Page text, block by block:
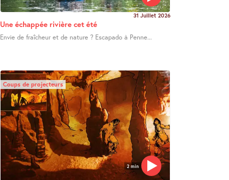
31 Juillet 2026
Une échappée rivière cet été
Envie de fraîcheur et de nature ? Escapado à Penne...
2 min
Coups de projecteurs